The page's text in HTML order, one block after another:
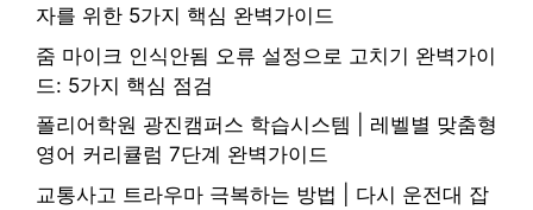
자를 위한 5가지 핵심 완벽가이드
줌 마이크 인식안됨 오류 설정으로 고치기 완벽가이
드: 5가지 핵심 점검
폴리어학원 광진캠퍼스 학습시스템 | 레벨별 맞춤형
영어 커리큘럼 7단계 완벽가이드
교통사고 트라우마 극복하는 방법 | 다시 운전대 잡